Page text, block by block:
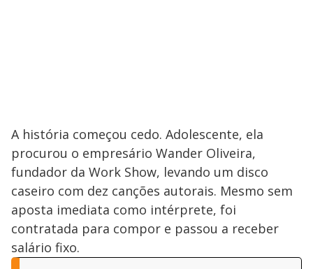
A história começou cedo. Adolescente, ela
procurou o empresário Wander Oliveira,
fundador da Work Show, levando um disco
caseiro com dez canções autorais. Mesmo sem
aposta imediata como intérprete, foi
contratada para compor e passou a receber
salário fixo.